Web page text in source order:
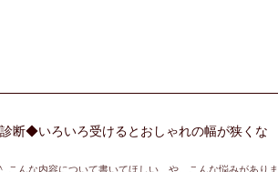
断◆いろいろ受けるとおしゃれの幅が狭くな
んな内容について書いてほしい、や、こんな悩みがありま